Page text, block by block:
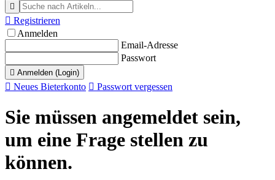

 Registrieren
Anmelden
Email-Adresse
Passwort
 Anmelden (Login)
 Neues Bieterkonto  Passwort vergessen
Sie müssen angemeldet sein,
um eine Frage stellen zu
können.